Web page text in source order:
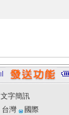
文字簡訊
台灣
國際